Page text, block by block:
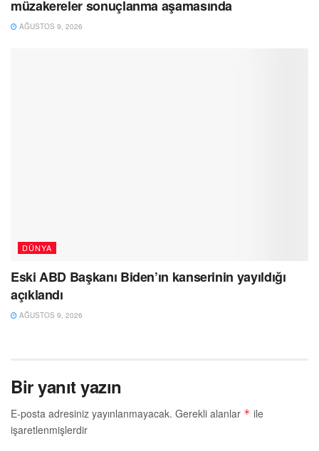
müzakereler sonuçlanma aşamasında
AĞUSTOS 9, 2026
DÜNYA
Eski ABD Başkanı Biden’ın kanserinin yayıldığı
açıklandı
AĞUSTOS 9, 2026
Bir yanıt yazın
E-posta adresiniz yayınlanmayacak. Gerekli alanlar * ile
işaretlenmişlerdir